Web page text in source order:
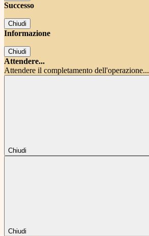
Successo
Chiudi
Informazione
Chiudi
Attendere...
Attendere il completamento dell'operazione...
Chiudi
Chiudi